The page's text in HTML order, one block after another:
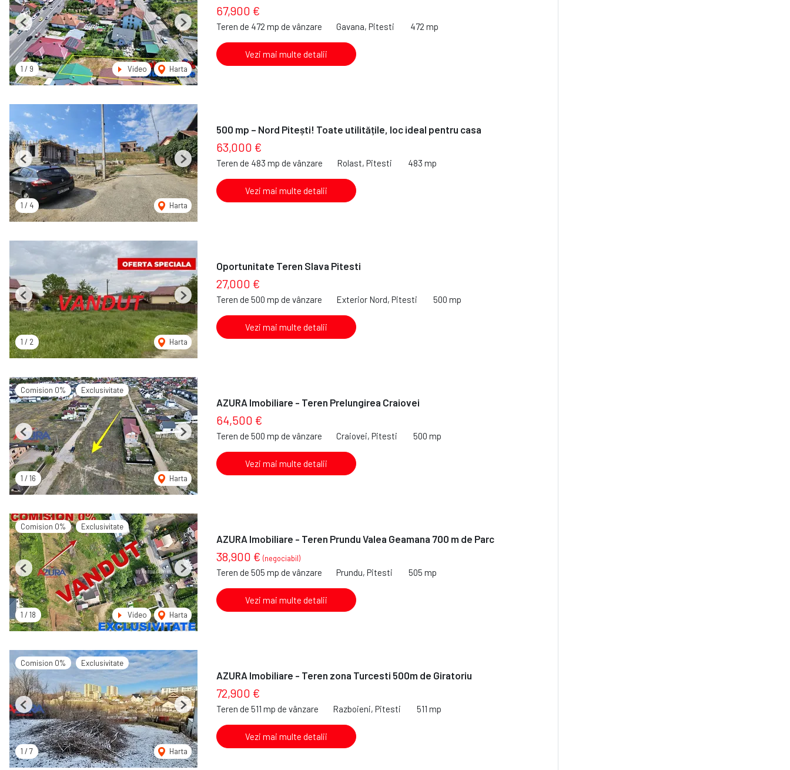
1 / 9 Video Harta
Previous Next
67,900 €
Teren de 472 mp de vânzare Gavana, Pitesti 472 mp
Vezi mai multe detalii
1 / 4 Harta
Previous Next
500 mp – Nord Pitești! Toate utilitățile, loc ideal pentru casa
63,000 €
Teren de 483 mp de vânzare Rolast, Pitesti 483 mp
Vezi mai multe detalii
1 / 2 Harta
Previous Next
Oportunitate Teren Slava Pitesti
27,000 €
Teren de 500 mp de vânzare Exterior Nord, Pitesti 500 mp
Vezi mai multe detalii
Comision 0% Exclusivitate
1 / 16 Harta
Previous Next
AZURA Imobiliare - Teren Prelungirea Craiovei
64,500 €
Teren de 500 mp de vânzare Craiovei, Pitesti 500 mp
Vezi mai multe detalii
Comision 0% Exclusivitate
1 / 18 Video Harta
Previous Next
AZURA Imobiliare - Teren Prundu Valea Geamana 700 m de Parc
38,900 € (negociabil)
Teren de 505 mp de vânzare Prundu, Pitesti 505 mp
Vezi mai multe detalii
Comision 0% Exclusivitate
1 / 7 Harta
Previous Next
AZURA Imobiliare - Teren zona Turcesti 500m de Giratoriu
72,900 €
Teren de 511 mp de vânzare Razboieni, Pitesti 511 mp
Vezi mai multe detalii